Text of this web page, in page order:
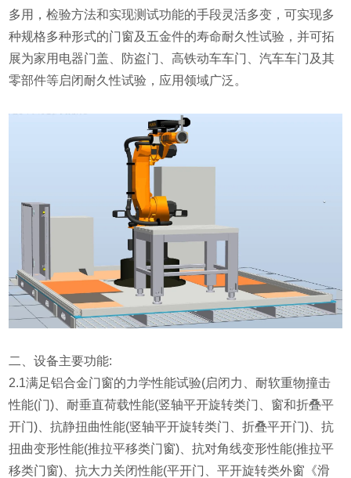
多用，检验方法和实现测试功能的手段灵活多变，可实现多
种规格多种形式的门窗及五金件的寿命耐久性试验，并可拓
展为家用电器门盖、防盗门、高铁动车车门、汽车车门及其
零部件等启闭耐久性试验，应用领域广泛。
二、设备主要功能:
2.1满足铝合金门窗的力学性能试验(启闭力、耐软重物撞击
性能(门)、耐垂直荷载性能(竖轴平开旋转类门、窗和折叠平
开门)、抗静扭曲性能(竖轴平开旋转类门、折叠平开门)、抗
扭曲变形性能(推拉平移类门窗)、抗对角线变形性能(推拉平
移类门窗)、抗大力关闭性能(平开门、平开旋转类外窗《滑